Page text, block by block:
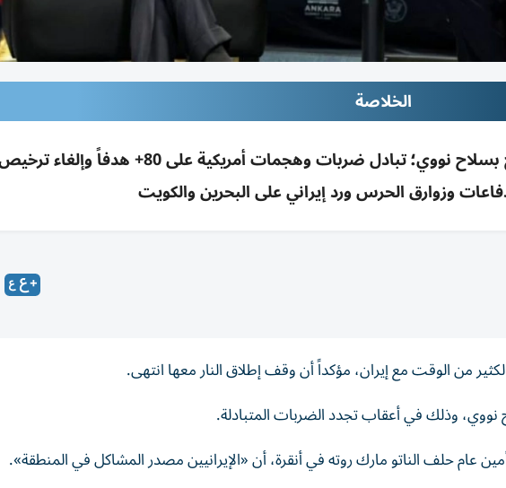
الخلاصة
ترامب: أضعنا وقتاً مع إيران ولن نسمح بسلاح نووي؛ تبادل ضربات وهجمات أمريكية على 80+ هدفاً وإلغاء
وزوارق الحرس ورد إيراني على البحرين والكويت
من الوقت مع إيران، مؤكداً أن وقف إطلاق النار معها انتهى.
وذلك في أعقاب تجدد الضربات المتبادلة.
حلف الناتو مارك روته في أنقرة، أن «الإيرانيين مصدر المشاكل في المنطقة».